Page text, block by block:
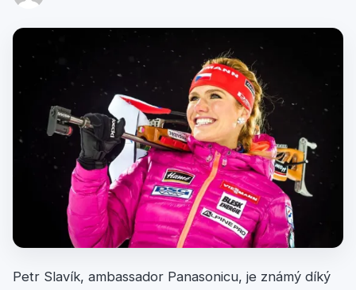
Petr Slavík, ambassador Panasonicu, je známý díký